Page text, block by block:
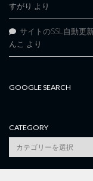
すがり より
サイトのSSL自動更
んこ より
GOOGLE SEARCH
CATEGORY
category